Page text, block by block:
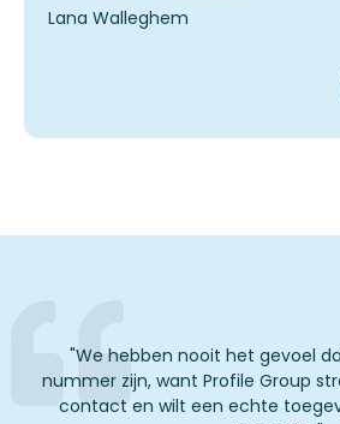
Lana Walleghem
"We hebben nooit het gevoel
nummer zijn, want Profile Group
contact en wilt een echte